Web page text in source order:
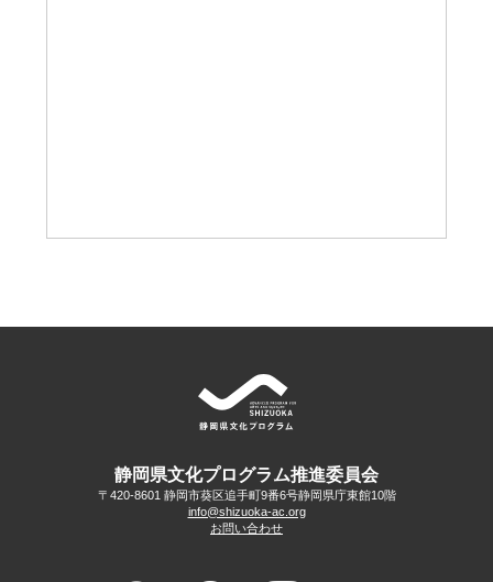
静岡県文化プログラム推進委員会
〒420-8601 静岡市葵区追手町9番6号静岡県庁東館10階
info@shizuoka-ac.org
お問い合わせ